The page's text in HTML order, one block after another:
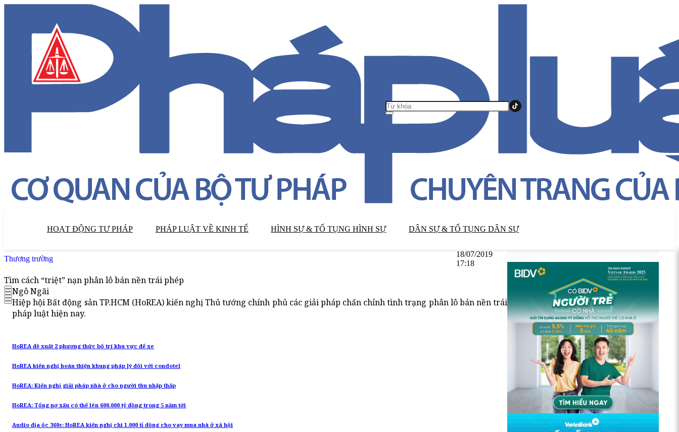
HOẠT ĐỘNG TƯ PHÁP PHÁP LUẬT VỀ KINH TẾ HÌNH SỰ & TỐ TỤNG HÌNH SỰ DÂN SỰ & TỐ TỤNG DÂN SỰ
Thương trường
18/07/2019
17:18
Tìm cách “triệt” nạn phân lô bán nền trái phép
Ngô Ngãi
Hiệp hội Bất động sản TP.HCM (HoREA) kiến nghị Thủ tướng chính phủ các giải pháp chấn chỉnh tình trạng phân lô bán nền trái
pháp luật hiện nay.
HoREA đề xuất 2 phương thức bố trí khu vực để xe
HoREA kiến nghị hoàn thiện khung pháp lý đối với condotel
HoREA: Kiến nghị giải pháp nhà ở cho người thu nhập thấp
HoREA: Tổng nợ xấu có thể lên 600.000 tỷ đồng trong 5 năm tới
Audio địa ốc 360s: HoREA kiến nghị chi 1.000 tỉ đồng cho vay mua nhà ở xã hội